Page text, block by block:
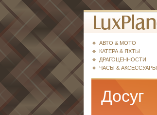
АВТО & МОТО
КАТЕРА & ЯХТЫ
ДРАГОЦЕННОСТИ
ЧАСЫ & АКСЕССУАРЫ
Досуг